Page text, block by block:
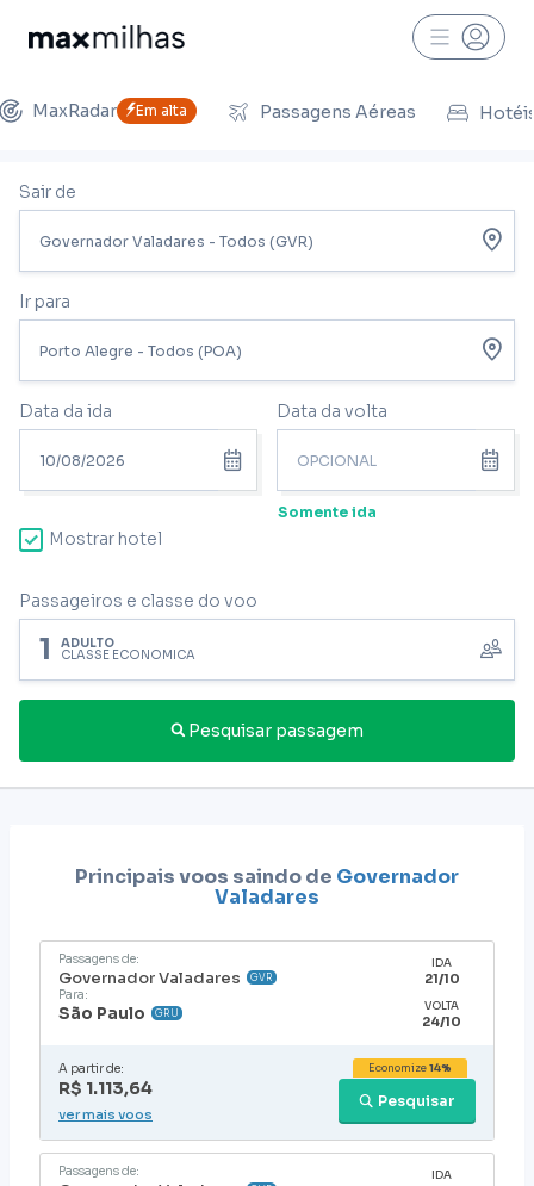
MaxRadar Em alta Passagens Aéreas
Sair de
Ir para
Data da ida Data da volta
Somente ida
Mostrar hotel
Passageiros e classe do voo
1 ADULTO
CLASSE ECONÔMICA
Pesquisar passagem
Principais voos saindo de Governador
Valadares
Passagens de:
Governador Valadares GVR
Para:
São Paulo GRU
IDA
21/10
VOLTA
24/10
A partir de:
R$ 1.113,64
Pesquisar
Economize14%
ver mais voos
Passagens de: IDA